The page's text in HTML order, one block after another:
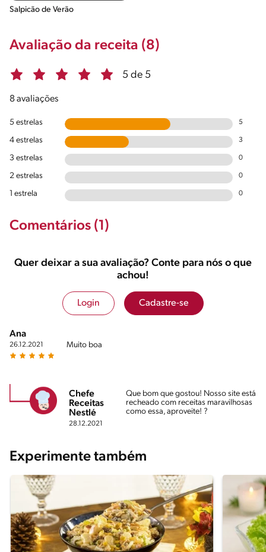
Salpicão de Verão
Avaliação da receita (8)
5 de 5
8 avaliações
5 estrelas 5
4 estrelas 3
3 estrelas 0
2 estrelas 0
1 estrela 0
Comentários (1)
Quer deixar a sua avaliação? Conte para nós o que
achou!
Login Cadastre-se
Ana
26.12.2021 Muito boa
Chefe
Receitas
Nestlé
28.12.2021
Que bom que gostou! Nosso site está
recheado com receitas maravilhosas
como essa, aproveite! ?
Experimente também